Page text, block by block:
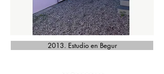
2013. Estudio en Begur